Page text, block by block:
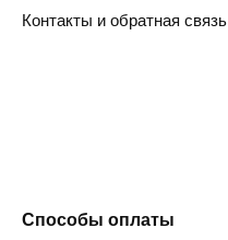
Контакты и обратная связь
Способы оплаты